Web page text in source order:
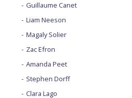
Guillaume Canet
Liam Neeson
Magaly Solier
Zac Efron
Amanda Peet
Stephen Dorff
Clara Lago